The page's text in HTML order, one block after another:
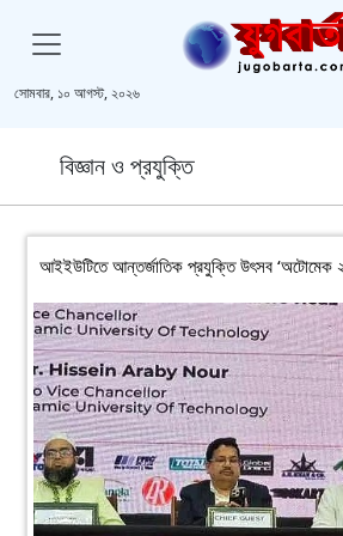
সোমবার, ১০ আগস্ট, ২০২৬
বিজ্ঞান ও প্রযুক্তি
আইইউটিতে আন্তর্জাতিক প্রযুক্তি উৎসব ‘অটোমেক